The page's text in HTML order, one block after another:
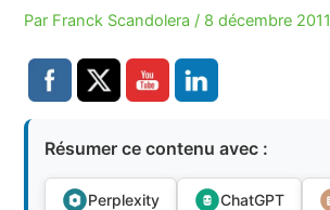
Par Franck Scandolera / 8 décembre 2011
Résumer ce contenu avec :
Perplexity ChatGPT